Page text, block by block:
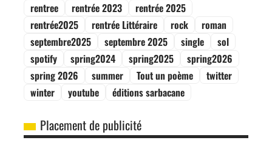
rentree
rentrée 2023
rentrée 2025
rentrée2025
rentrée Littéraire rock
roman
septembre2025
septembre 2025 single
sol
spotify
spring2024 spring2025
spring2026
spring 2026
summer Tout un poème
twitter
winter
youtube éditions sarbacane
Placement de publicité